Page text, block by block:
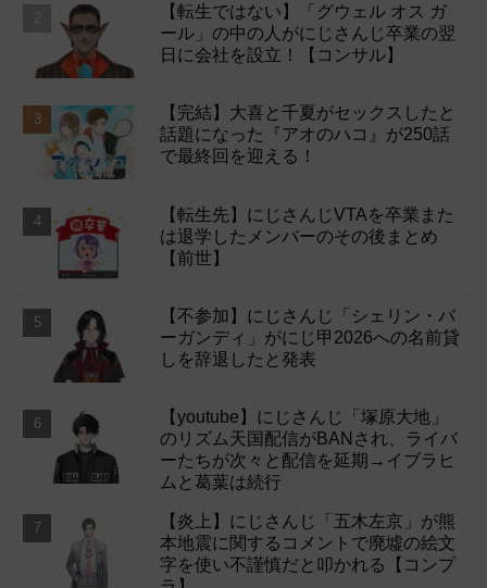
【転生ではない】「グウェル オス ガ
ール」の中の人がにじさんじ卒業の翌
日に会社を設立！【コンサル】
【完結】大喜と千夏がセックスしたと
話題になった『アオのハコ』が250話
で最終回を迎える！
【転生先】にじさんじVTAを卒業また
は退学したメンバーのその後まとめ
【前世】
【不参加】にじさんじ「シェリン・バ
ーガンディ」がにじ甲2026への名前貸
しを辞退したと発表
【youtube】にじさんじ「塚原大地」
のリズム天国配信がBANされ、ライバ
ーたちが次々と配信を延期→イブラヒ
ムと葛葉は続行
【炎上】にじさんじ「五木左京」が熊
本地震に関するコメントで廃墟の絵文
字を使い不謹慎だと叩かれる【コンプ